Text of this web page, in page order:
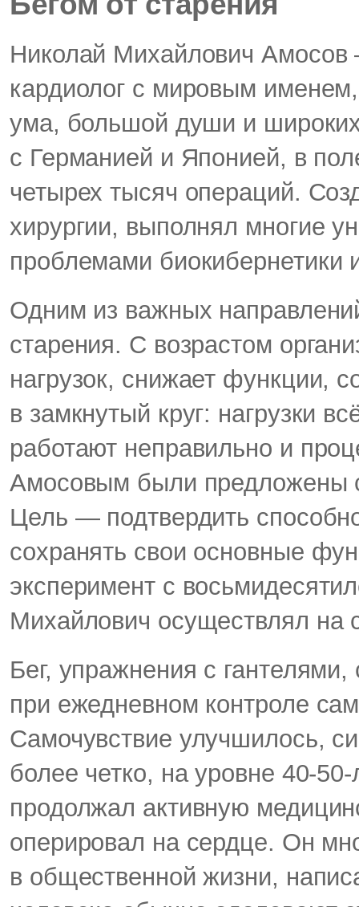
Николай Михайлович Амосов
кардиолог с мировым
ума, большой души и
с Германией и Японией, в
четырех тысяч операций.
хирургии, выполнял многие
проблемами биокибернетики
Одним из важных
старения. С возрастом
нагрузок, снижает функции,
в замкнутый круг: нагрузки
работают неправильно и
Амосовым были предложены
Цель — подтвердить
сохранять свои основные
эксперимент с
Михайлович осуществлял на
Бег, упражнения с
при ежедневном контроле
Самочувствие улучшилось,
более четко, на уровне 40-
продолжал активную
оперировал на сердце. Он
в общественной жизни,